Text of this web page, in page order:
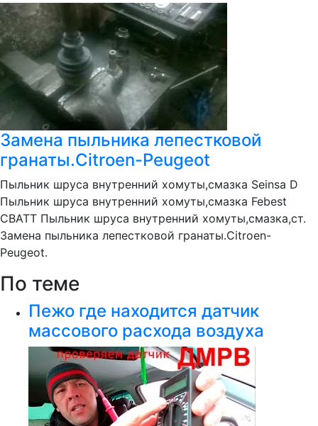
Замена пыльника лепестковой
гранаты.Citroen-Peugeot
Пыльник шруса внутренний хомуты,смазка Seinsa D
Пыльник шруса внутренний хомуты,смазка Febest
CBATT Пыльник шруса внутренний хомуты,смазка,ст.
Замена пыльника лепестковой гранаты.Citroen-
Peugeot.
По теме
Пежо где находится датчик
массового расхода воздуха